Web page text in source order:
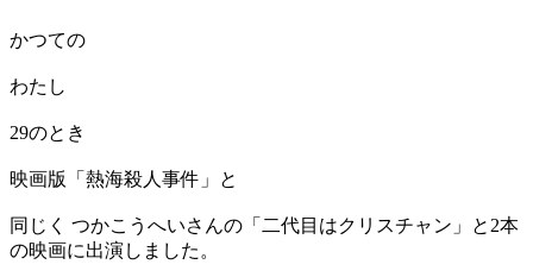
かつての
わたし
29のとき
映画版「熱海殺人事件」と
同じく つかこうへいさんの「二代目はクリスチャン」と2本
の映画に出演しました。